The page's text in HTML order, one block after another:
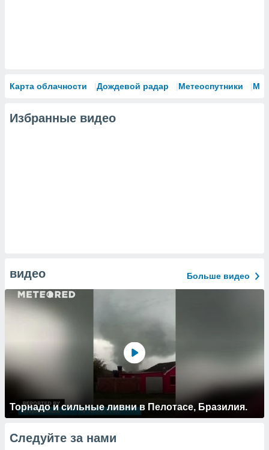
Карта облачности Дождевой радар Метеоспутники
Избранные видео
видео Больше видео
Торнадо и сильные ливни в Пелотасе, Бразилия.
Следуйте за нами